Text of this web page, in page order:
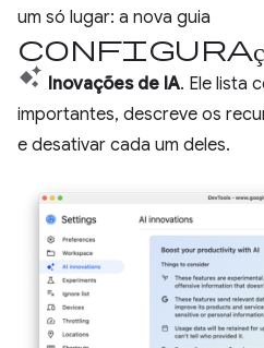
um só lugar: a nova guia
Inovações de IA. Ele lista
importantes, descreve os
e desativar cada um deles.